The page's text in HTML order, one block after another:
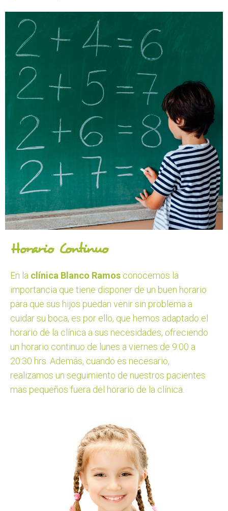
Horario Continuo
En la clínica Blanco Ramos conocemos la
importancia que tiene disponer de un buen horario
para que sus hijos puedan venir sin problema a
cuidar su boca, es por ello, que hemos adaptado el
horario de la clínica a sus necesidades, ofreciendo
un horario continuo de lunes a viernes de 9:00 a
20:30 hrs. Además, cuando es necesario,
realizamos un seguimiento de nuestros pacientes
mas pequeños fuera del horario de la clínica.